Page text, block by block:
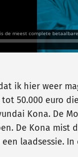
ik hier weer
50.000 euro
Kona. De
De Kona
laadsessie.